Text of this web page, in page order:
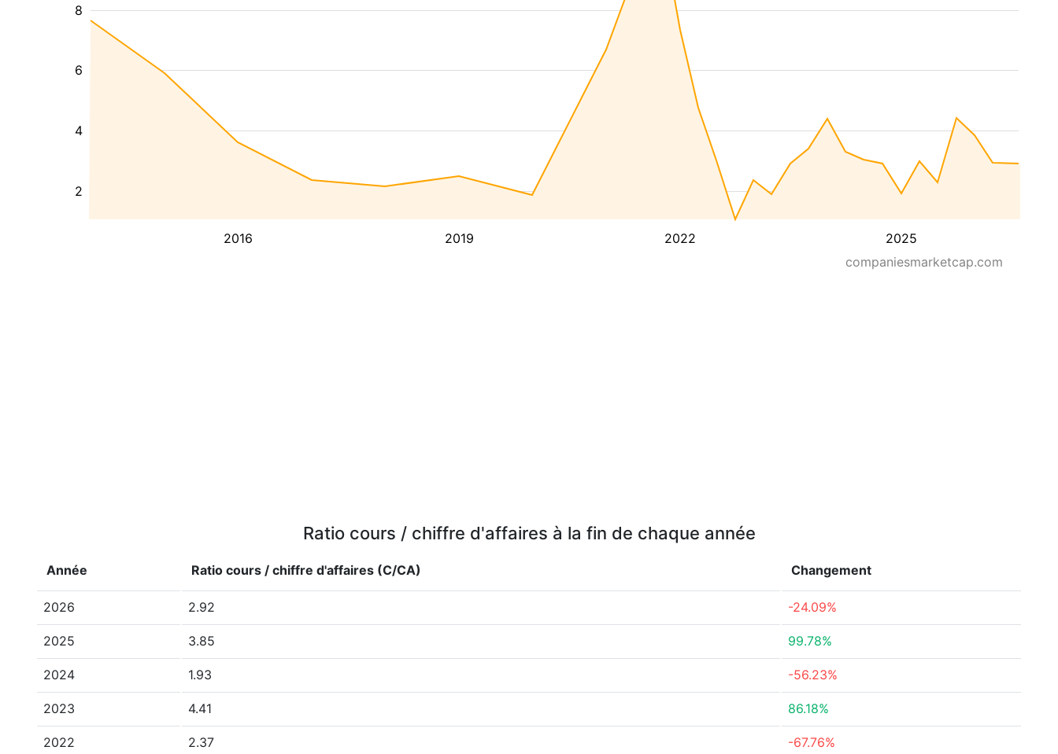
2016 2019 2022 2025
2
4
6
8
companiesmarketcap.com
Ratio cours / chiffre d'affaires à la fin de chaque année
Année Ratio cours / chiffre d'affaires (C/CA) Changement
2026 2.92 -24.09%
2025 3.85 99.78%
2024 1.93 -56.23%
2023 4.41 86.18%
2022 2.37 -67.76%